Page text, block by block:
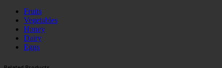
Fruits
Vegetables
Honey
Dairy
Eggs